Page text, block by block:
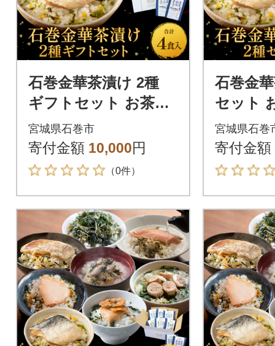
石巻金華茶漬け 2種
ギフトセット お茶漬
け 茶漬け 銀鮭 さば
さけ おちゃづけ 魚
ご飯のお供
宮城県石巻市
寄付金額 10,000円
（0件）
石巻金
セット
け 銀鮭
供 ご飯
さけ
宮城県石巻
寄付金額